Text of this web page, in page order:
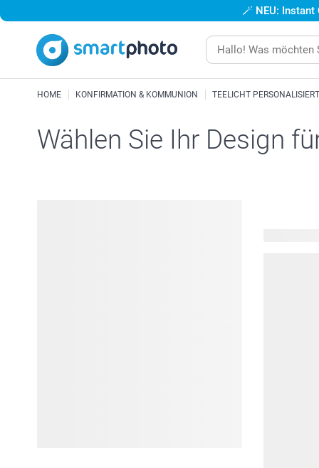
🪄 NEU:
HOME KONFIRMATION & KOMMUNION TEELICHT PERSONALISIERT
Wählen Sie Ihr Design